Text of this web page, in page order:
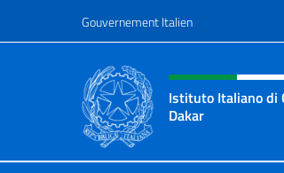
Gouvernement Italien
Site Web, social
Istituto Italiano di
Dakar